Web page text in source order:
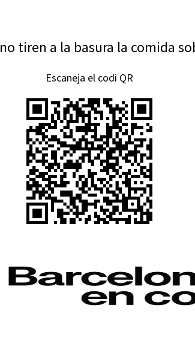
tiren a la basura la comida
Escaneja el codi QR